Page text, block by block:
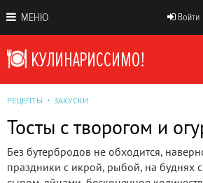
МЕНЮ Войти
РЕЦЕПТЫ ЗАКУСКИ
Тосты с творогом и
Без бутербродов не обходится,
праздники с икрой, рыбой, на буднях